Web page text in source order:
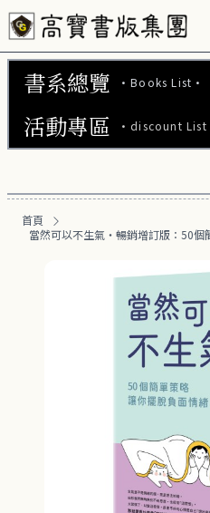
書系總覽 ·Books List·
文學小說 (737)
商業財經 (101)
醫療保健 (54)
親子教養 (14)
人文史哲 (74)
活動專區 ·discount
【2本7折】高寶小說系
【2套7折】高寶小說系
【66折】高寶小說系列
首頁
當然可以不生氣‧暢銷增訂版：50個